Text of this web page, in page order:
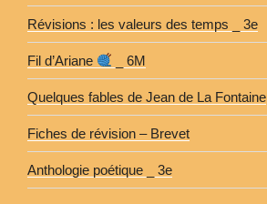
Révisions : les valeurs des temps _ 3e
Fil d’Ariane _ 6M
Quelques fables de Jean de La Fontaine
Fiches de révision – Brevet
Anthologie poétique _ 3e